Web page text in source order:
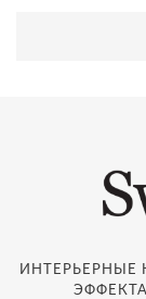
ИНТЕРЬЕРНЫЕ